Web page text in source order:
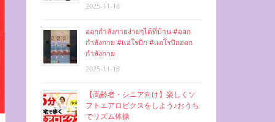
2025-11-15
ออกกำลังกายง่ายๆได้ที่บ้าน #ออก
กำลังกาย #แอโรบิก #แอโรบิกออก
กำลังกาย
2025-11-13
【高齢者・シニア向け】楽しくソ
フトエアロビクスをしよう♪おうち
でリズム体操